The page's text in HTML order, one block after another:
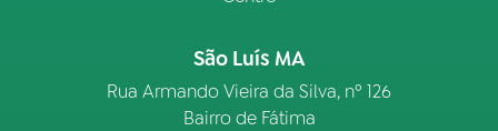
São Luís MA
Rua Armando Vieira da Silva, nº 126
Bairro de Fátima